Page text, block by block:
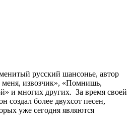
русский шансонье, автор
меня, извозчик», «Помнишь,
и многих других. За время своей
создал более двухсот песен,
уже сегодня являются